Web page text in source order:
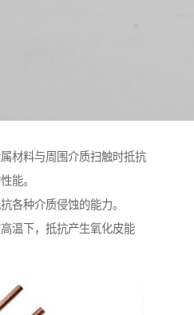
材料与周围介质扫触时抵抗
能。
各种介质侵蚀的能力。
温下，抵抗产生氧化皮能